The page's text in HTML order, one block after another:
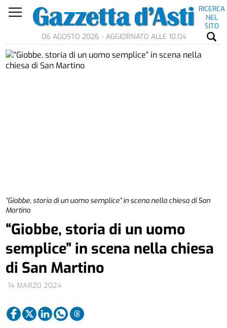
RICERCA
NEL
SITO
06 AGOSTO 2026 - AGGIORNATO ALLE 10.04
“Giobbe, storia di un uomo semplice” in scena nella chiesa di San
Martino
14 MARZO 2024
“Giobbe, storia di un uomo
semplice” in scena nella chiesa
di San Martino